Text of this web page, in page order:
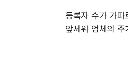
등록자 수가 가
앞세워 업체의